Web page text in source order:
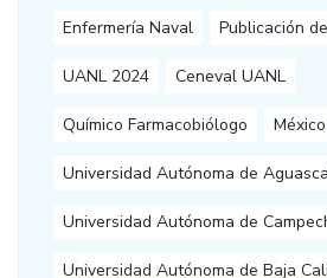
Enfermería Naval Publicación
UANL 2024 Ceneval UANL
Químico Farmacobiólogo México
Universidad Autónoma de
Universidad Autónoma de
Universidad Autónoma de Baja